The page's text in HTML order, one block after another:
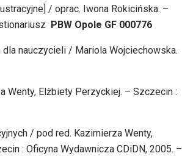
/ oprac. Iwona Rokicińska. –
PBW Opole GF 000776
nauczycieli / Mariola Wojciechowska.
Wenty, Elżbiety Perzyckiej. – Szczecin :
/ pod red. Kazimierza Wenty,
: Oficyna Wydawnicza CDiDN, 2005. –